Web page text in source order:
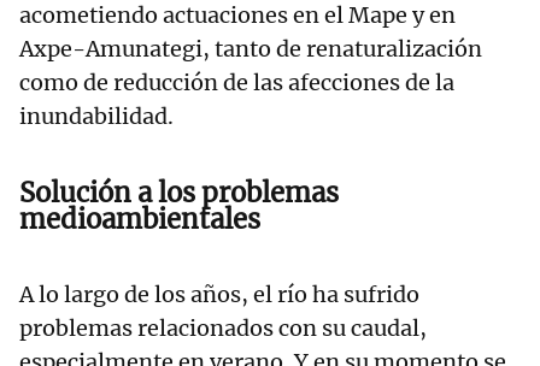
acometiendo actuaciones en el Mape y en
Axpe-Amunategi, tanto de renaturalización
como de reducción de las afecciones de la
inundabilidad.
Solución a los problemas
medioambientales
A lo largo de los años, el río ha sufrido
problemas relacionados con su caudal,